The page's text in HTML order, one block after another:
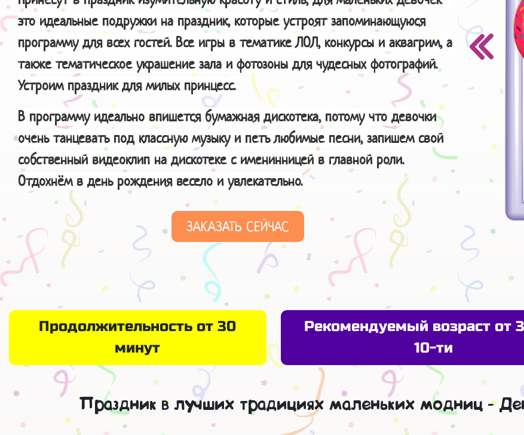
это идеальные подружки на праздник, которые устроят запоминающуюся
программу для всех гостей. Все игры в тематике ЛОЛ, конкурсы и аквагрим, а
также тематическое украшение зала и фотозоны для чудесных фотографий.
Устроим праздник для милых принцесс.
В программу идеально впишется бумажная дискотека, потому что девочки
очень танцевать под классную музыку и петь любимые песни, запишем свой
собственный видеоклип на дискотеке с именинницей в главной роли.
Отдохнём в день рождения весело и увлекательно.
ЗАКАЗАТЬ СЕЙЧАС
Продолжительность от 30
минут
Рекомендуемый возраст от
10-ти
Праздник в лучших традициях маленьких модниц -